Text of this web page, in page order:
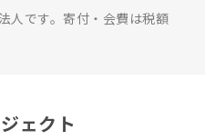
です。寄付・会費は税額
ェクト